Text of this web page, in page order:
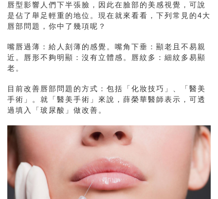
唇型影響人們下半張臉，因此在臉部的美感視覺，可說
是佔了舉足輕重的地位。現在就來看看，下列常見的4大
唇部問題，你中了幾項呢？
嘴唇過薄：給人刻薄的感覺。 嘴角下垂：顯老且不易親
近。 唇形不夠明顯：沒有立體感。 唇紋多：細紋多易顯
老。
目前改善唇部問題的方式：包括「化妝技巧」、「醫美
手術」。就「醫美手術」來說，薛榮華醫師表示，可透
過填入「玻尿酸」做改善。